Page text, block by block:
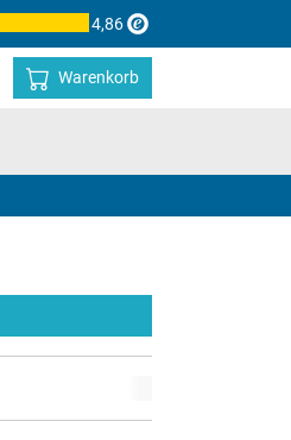
4,86
Warenkorb